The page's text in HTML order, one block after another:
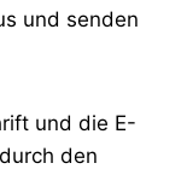
und senden
und die E-
den